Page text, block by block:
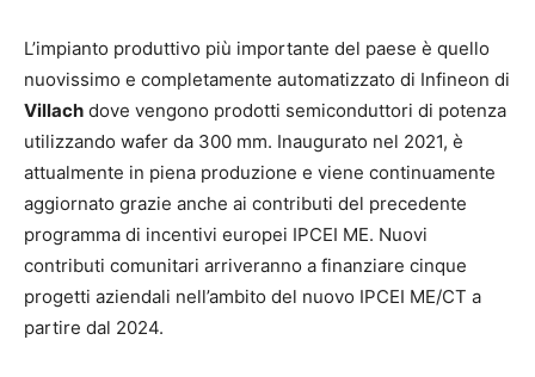
L’impianto produttivo più importante del paese è quello
nuovissimo e completamente automatizzato di Infineon di
Villach dove vengono prodotti semiconduttori di potenza
utilizzando wafer da 300 mm. Inaugurato nel 2021, è
attualmente in piena produzione e viene continuamente
aggiornato grazie anche ai contributi del precedente
programma di incentivi europei IPCEI ME. Nuovi
contributi comunitari arriveranno a finanziare cinque
progetti aziendali nell’ambito del nuovo IPCEI ME/CT a
partire dal 2024.